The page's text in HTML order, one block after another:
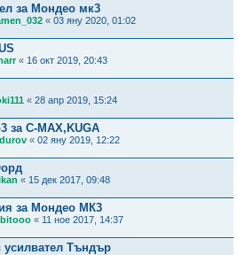
за Мондео мк3
« 03 яну 2020, 01:02
« 16 окт 2019, 20:43
« 28 апр 2019, 15:24
за C-MAX,KUGA
« 02 яну 2019, 12:22
« 15 дек 2017, 09:48
за Мондео МК3
« 11 ное 2017, 14:37
Тъндър